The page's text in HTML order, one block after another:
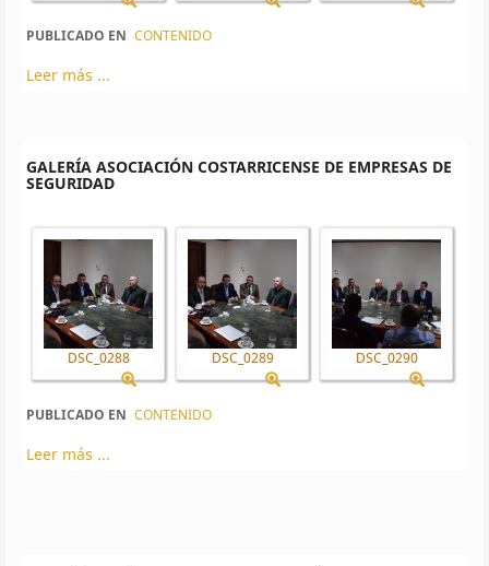
PUBLICADO EN CONTENIDO
Leer más ...
GALERÍA ASOCIACIÓN COSTARRICENSE DE EMPRESAS DE
SEGURIDAD
DSC_0288 DSC_0289 DSC_0290
PUBLICADO EN CONTENIDO
Leer más ...